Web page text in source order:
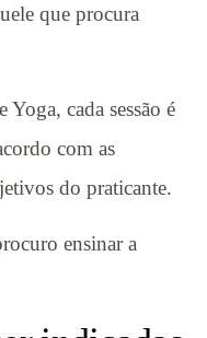
que procura
Yoga, cada sessão é
com as
do praticante.
ensinar a